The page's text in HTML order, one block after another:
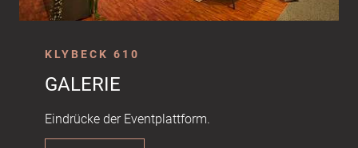
KLYBECK 610
GALERIE
Eindrücke der Eventplattform.